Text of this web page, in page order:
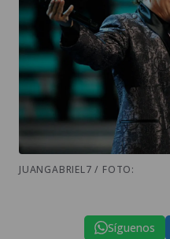
JUANGABRIEL7 / FOTO:
Síguenos